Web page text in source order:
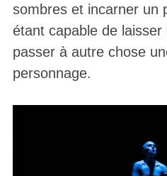
sombres et incarner un
étant capable de
passer à autre chose
personnage.